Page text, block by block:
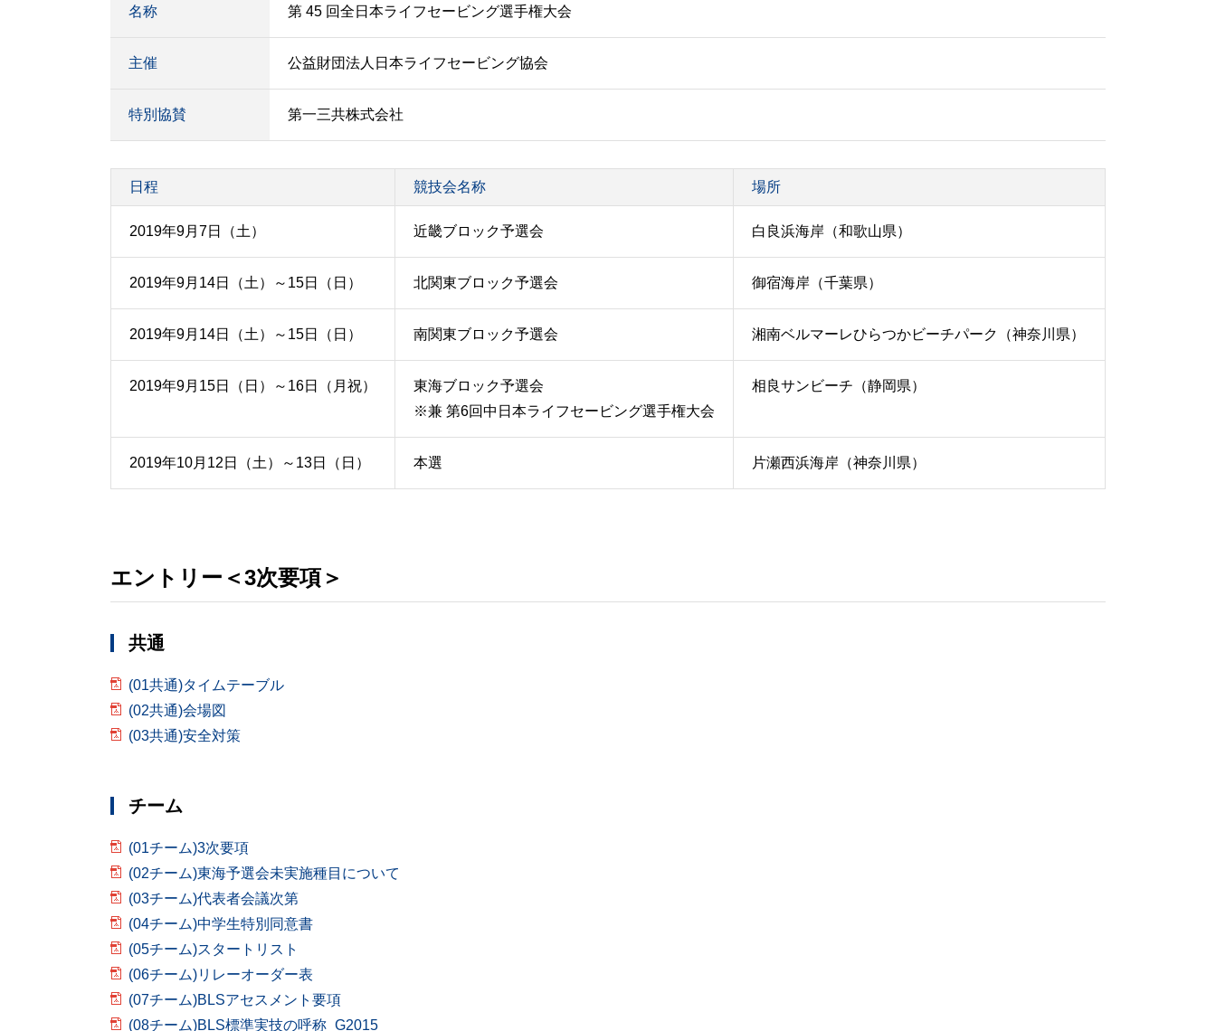
名称 第 45 回全日本ライフセービング選手権大会
主催 公益財団法人日本ライフセービング協会
特別協賛 第一三共株式会社
日程 競技会名称 場所
2019年9月7日（土） 近畿ブロック予選会 白良浜海岸（和歌山県）
2019年9月14日（土）～15日（日） 北関東ブロック予選会 御宿海岸（千葉県）
2019年9月14日（土）～15日（日） 南関東ブロック予選会 湘南ベルマーレひらつかビーチパーク（神奈川県）
2019年9月15日（日）～16日（月祝）
東海ブロック予選会
※兼 第6回中日本ライフセービング選手権大会
相良サンビーチ（静岡県）
2019年10月12日（土）～13日（日） 本選 片瀬西浜海岸（神奈川県）
エントリー＜3次要項＞
共通
(01共通)タイムテーブル
(02共通)会場図
(03共通)安全対策
チーム
(01チーム)3次要項
(02チーム)東海予選会未実施種目について
(03チーム)代表者会議次第
(04チーム)中学生特別同意書
(05チーム)スタートリスト
(06チーム)リレーオーダー表
(07チーム)BLSアセスメント要項
(08チーム)BLS標準実技の呼称_G2015